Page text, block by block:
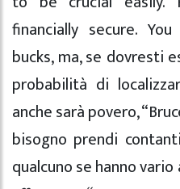
financially secure.
bucks, ma, se dovresti
probabilità di
anche sarà povero,
bisogno prendi
qualcuno se hanno